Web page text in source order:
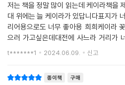
저는 책을 정말 많이 읽는데 케이라책을
대 위에는 늘 케이라가 있답니다표지가
리어용으로도 너무 좋아용 희희케이라
으러 가고싶은데대전에 사느라 거리가
책으로라도 먼저 배워보려구용차곡차곡
t*******1 2024.06.09. 신고
종이책 구매